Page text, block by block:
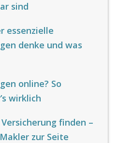
sind
essenzielle
denke und was
online? So
wirklich
finden –
zur Seite